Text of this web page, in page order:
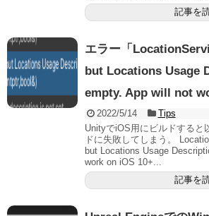
記事を
エラー「
but Locations Usage
empty. App will not
2022/5/14
Tips
UnityでiOS用にビルドすると
ドに失敗してしまう。
but Locations Usage
work on iOS 10+...
記事を